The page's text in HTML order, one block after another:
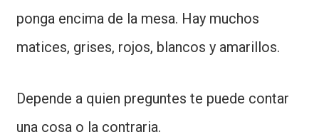
ponga encima de la mesa. Hay muchos
matices, grises, rojos, blancos y amarillos.
Depende a quien preguntes te puede contar
una cosa o la contraria.